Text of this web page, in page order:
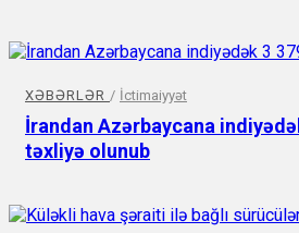
XƏBƏRLƏR / İctimaiyyət
İrandan Azərbaycana
təxliyə olunub